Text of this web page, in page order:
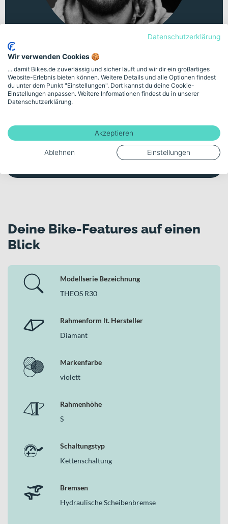
Persönliche Beratung
Unsicher bei der Auswahl? Lass dich von
unserem Fahrradexperten am Telefon oder im
beraten.
Kostenloses Beratungsgespräch buchen
Deine Bike-Features auf einen
Blick
Modellserie Bezeichnung
THEOS R30
Rahmenform lt. Hersteller
Diamant
Markenfarbe
violett
Rahmenhöhe
S
Schaltungstyp
Kettenschaltung
Bremsen
Hydraulische Scheibenbremse
Datenschutzerklärung
Wir verwenden Cookies 🍪
... damit Bikes.de zuverlässig und sicher läuft und wir dir ein großartiges
Website-Erlebnis bieten können. Weitere Details und alle Optionen findest
du unter dem Punkt "Einstellungen". Dort kannst du deine Cookie-
Einstellungen anpassen. Weitere Informationen findest du in unserer
Datenschutzerklärung.
Akzeptieren
Ablehnen Einstellungen